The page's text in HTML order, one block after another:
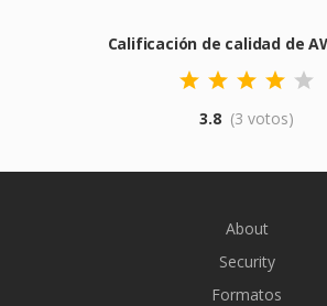
Calificación de calidad de
3.8 (3 votos)
About
Security
Formatos